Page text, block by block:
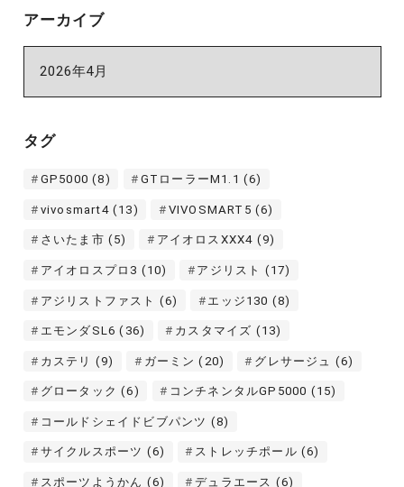
アーカイブ
ブ
タグ
GP5000 (8) GTローラーM1.1 (6)
vivosmart4(13) VIVOSMART5 (6)
さいたま市 (5) アイオロスXXX4 (9)
アイオロスプロ3 (10) アジリスト (17)
アジリストファスト (6) エッジ130 (8)
エモンダSL6 (36) カスタマイズ (13)
カステリ (9) ガーミン (20) グレサージュ (6)
グロータック (6) コンチネンタルGP5000 (15)
コールドシェイドビブパンツ (8)
サイクルスポーツ (6) ストレッチポール (6)
スポーツようかん (6) デュラエース (6)